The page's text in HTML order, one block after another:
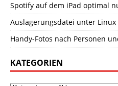
Spotify auf dem iPad optimal
Auslagerungsdatei unter Linux
Handy-Fotos nach Personen
KATEGORIEN